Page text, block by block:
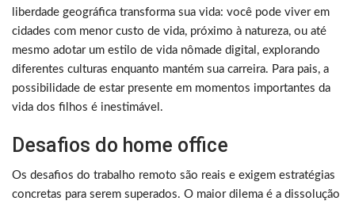
liberdade geográfica transforma sua vida: você pode viver em
cidades com menor custo de vida, próximo à natureza, ou até
mesmo adotar um estilo de vida nômade digital, explorando
diferentes culturas enquanto mantém sua carreira. Para pais, a
possibilidade de estar presente em momentos importantes da
vida dos filhos é inestimável.
Desafios do home office
Os desafios do trabalho remoto são reais e exigem estratégias
concretas para serem superados. O maior dilema é a dissolução